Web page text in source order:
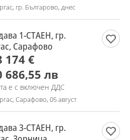
гр. Българово, днес
1-СТАЕН, гр.
Сарафово
174 €
686,55 лв
е с включен ДДС
Сарафово, 05 август
3-СТАЕН, гр.